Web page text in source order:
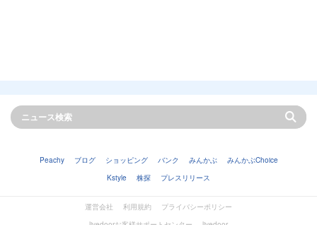
Peachy ブログ ショッピング バンク みんかぶ
みんかぶChoice
Kstyle
株探 プレスリリース
運営会社 利用規約
プライバシーポリシー